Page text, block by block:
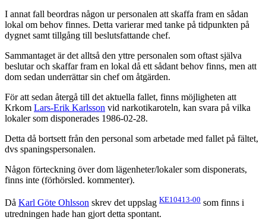
I annat fall beordras någon ur personalen att skaffa fram en sådan
lokal om behov finnes. Detta varierar med tanke på tidpunkten på
dygnet samt tillgång till beslutsfattande chef.
Sammantaget är det alltså den yttre personalen som oftast själva
beslutar och skaffar fram en lokal då ett sådant behov finns, men att
dom sedan underrättar sin chef om åtgärden.
För att sedan återgå till det aktuella fallet, finns möjligheten att
Krkom Lars-Erik Karlsson vid narkotikaroteln, kan svara på vilka
lokaler som disponerades 1986-02-28.
Detta då bortsett från den personal som arbetade med fallet på fältet,
dvs spaningspersonalen.
Någon förteckning över dom lägenheter/lokaler som disponerats,
finns inte (förhörsled. kommenter).
Då Karl Göte Ohlsson skrev det uppslag KE10413-00 som finns i
utredningen hade han gjort detta spontant.